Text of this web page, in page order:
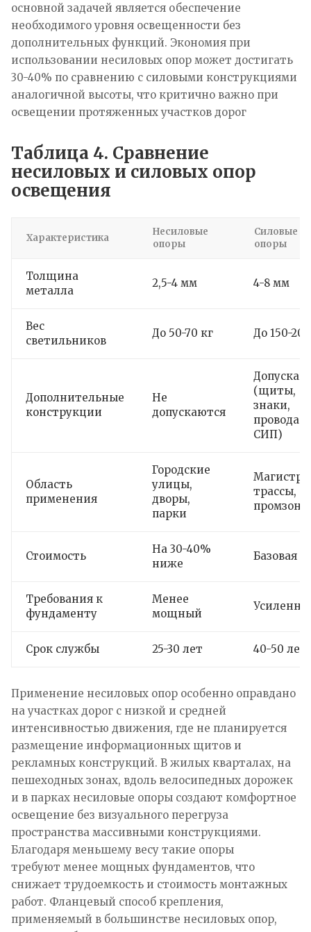
основной задачей является обеспечение
необходимого уровня освещенности без
дополнительных функций. Экономия при
использовании несиловых опор может достигать
30-40% по сравнению с силовыми конструкциями
аналогичной высоты, что критично важно при
освещении протяженных участков дорог
Таблица 4. Сравнение
несиловых и силовых опор
освещения
Характеристика
Несиловые
опоры
Силовые
опоры
Толщина
металла
2,5-4 мм 4-8 мм
Вес
светильников
До 50-70 кг До 150-
Дополнительные
конструкции
Не
допускаются
(щиты,
знаки,
провода
СИП)
Область
применения
Городские
улицы,
дворы,
парки
трассы,
промзоны
Стоимость
На 30-40%
ниже
Базовая
Требования к
фундаменту
Менее
мощный
Срок службы 25-30 лет 40-50 лет
Применение несиловых опор особенно оправдано
на участках дорог с низкой и средней
интенсивностью движения, где не планируется
размещение информационных щитов и
рекламных конструкций. В жилых кварталах, на
пешеходных зонах, вдоль велосипедных дорожек
и в парках несиловые опоры создают комфортное
освещение без визуального перегруза
пространства массивными конструкциями.
Благодаря меньшему весу такие опоры
требуют менее мощных фундаментов, что
снижает трудоемкость и стоимость монтажных
работ. Фланцевый способ крепления,
применяемый в большинстве несиловых опор,